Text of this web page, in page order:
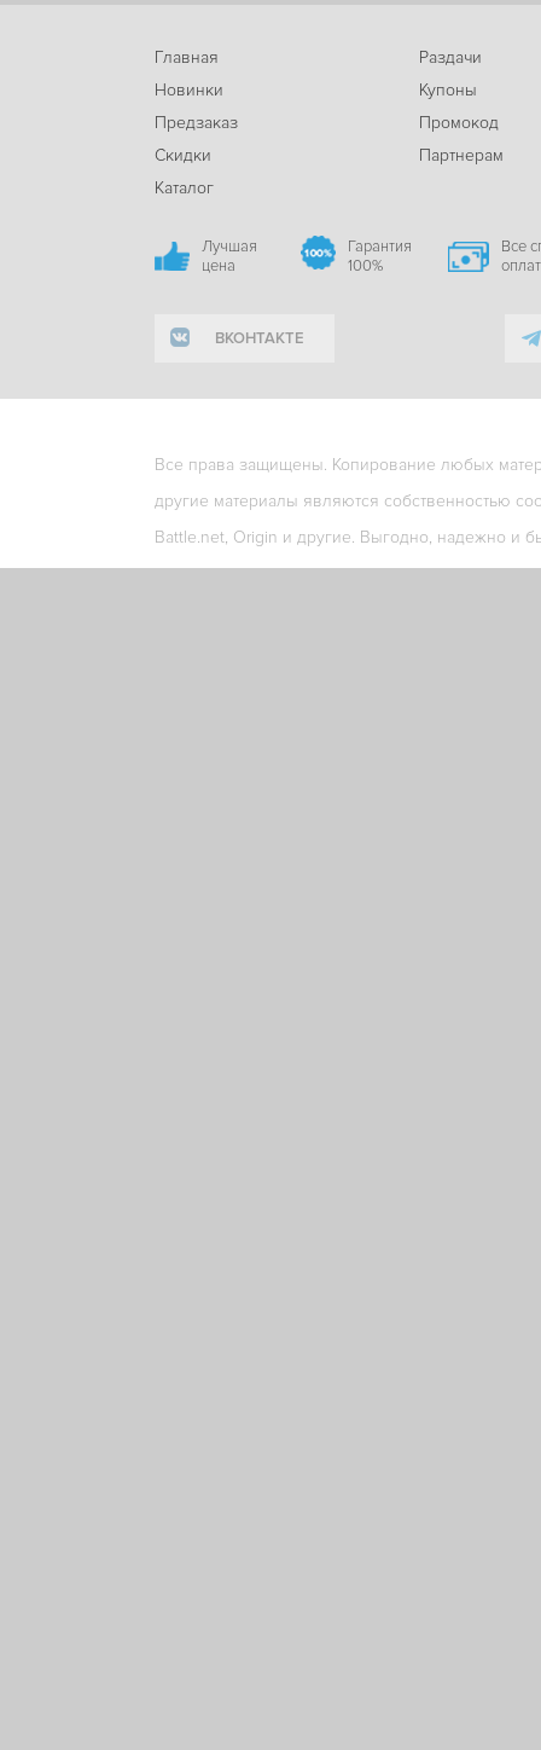
Главная
Новинки
Предзаказ
Скидки
Каталог
Раздачи
Купоны
Промокод
Партнерам
Лучшая
цена
Гарантия
100%
Все
ВКОНТАКТЕ
Все права защищены. Копирование любых
другие материалы являются собственностью
Battle.net, Origin и другие. Выгодно, надежно и